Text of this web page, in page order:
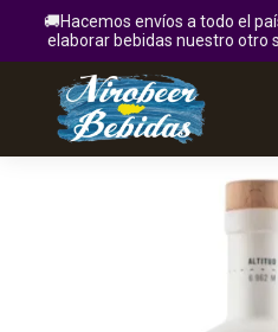
🚚Hacemos envíos a todo el
elaborar bebidas nuestro otro